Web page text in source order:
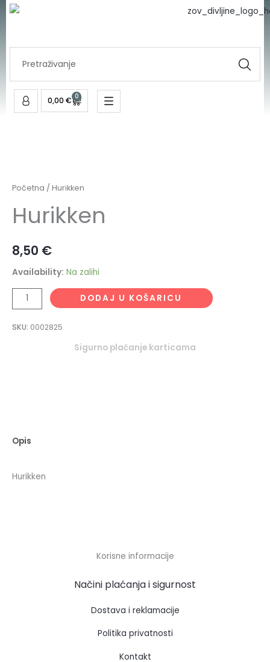
Skip
0,00 € 0
Cart
Početna / Hurikken
Hurikken
8,50 €
Availability: Na zalihi
DODAJ U KOŠARICU
SKU: 0002825
Sigurno plaćanje karticama
Opis
Hurikken
Korisne informacije
Načini plaćanja i sigurnost
Dostava i reklamacije
Politika privatnosti
Kontakt